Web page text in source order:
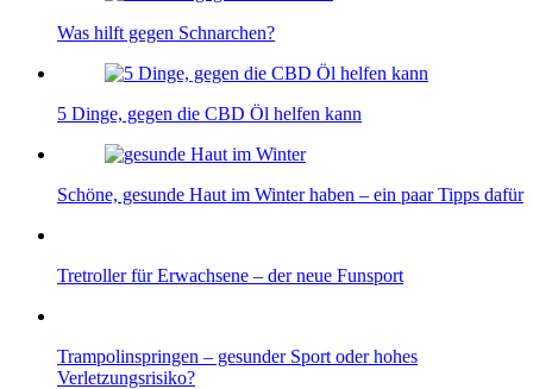
Was hilft gegen Schnarchen?
5 Dinge, gegen die CBD Öl helfen kann
Schöne, gesunde Haut im Winter haben – ein paar Tipps dafür
Tretroller für Erwachsene – der neue Funsport
Trampolinspringen – gesunder Sport oder hohes
Verletzungsrisiko?